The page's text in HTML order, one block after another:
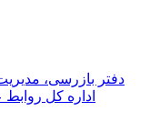
دفتر بازرسی،
اداره کل